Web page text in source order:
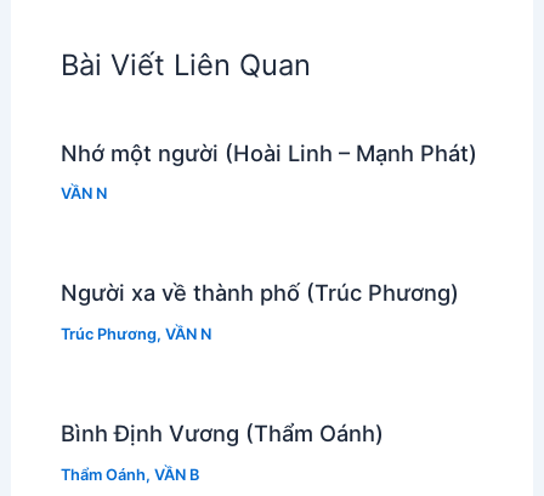
Bài Viết Liên Quan
Nhớ một người (Hoài Linh – Mạnh Phát)
VẦN N
Người xa về thành phố (Trúc Phương)
Trúc Phương, VẦN N
Bình Định Vương (Thẩm Oánh)
Thẩm Oánh, VẦN B